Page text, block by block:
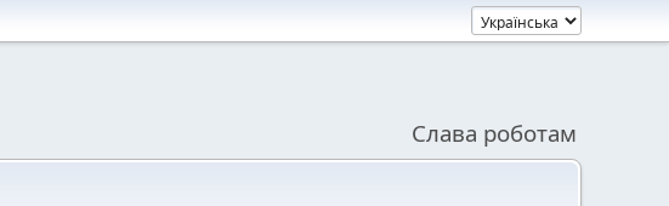
Слава роботам